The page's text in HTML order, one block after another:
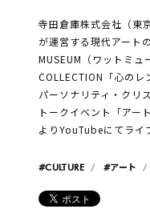
寺田倉庫株式会社（東
が運営する現代アート
MUSEUM（ワットミュ
COLLECTION「心の
パーソナリティ・クリ
トークイベント「ア
よりYouTubeにてライ
#CULTURE #アート